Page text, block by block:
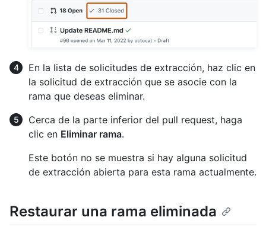
En la lista de solicitudes de extracción, haz clic en
la solicitud de extracción que se asocie con la
rama que deseas eliminar.
Cerca de la parte inferior del pull request, haga
clic en Eliminar rama.
Este botón no se muestra si hay alguna solicitud
de extracción abierta para esta rama actualmente.
Restaurar una rama eliminada